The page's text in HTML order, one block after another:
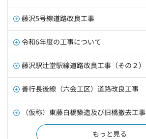
藤沢5号線道路改良工事
令和6年度の工事について
藤沢駅辻堂駅線道路改良工事（その２）
善行長後線（六会工区）道路改良工事
（仮称）東藤白橋築造及び旧橋撤去工事
もっと見る